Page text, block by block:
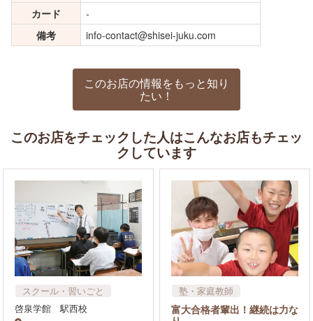
カード
-
備考
info-contact@shisei-juku.com
このお店の情報をもっと知り
たい！
このお店をチェックした人はこんなお店もチェッ
クしています
スクール・習いごと
塾・家庭教師
啓泉学館 駅西校
塾・家庭教師
富大合格者輩出！継続は力な